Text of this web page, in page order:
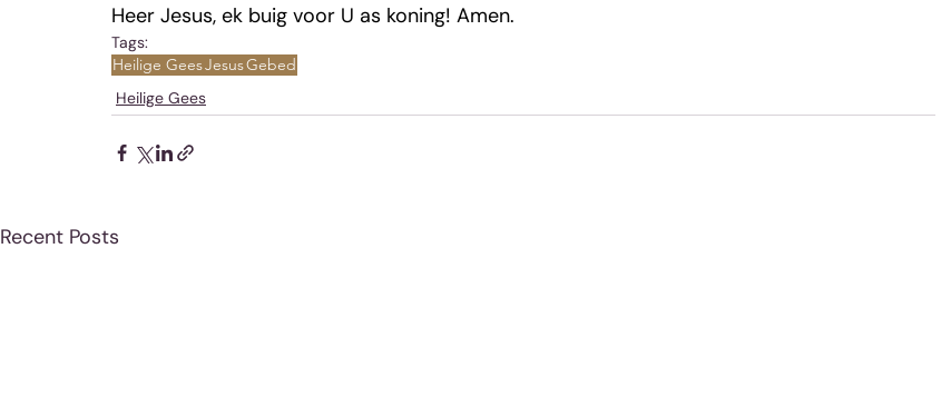
Heer Jesus, ek buig voor U as koning! Amen.
Tags:
Heilige GeesJesusGebed
Heilige Gees
Recent Posts